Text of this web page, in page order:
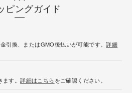
ピングガイド
引換、またはGMO後払いが可能です。詳細
ます。詳細はこちらをご確認ください。